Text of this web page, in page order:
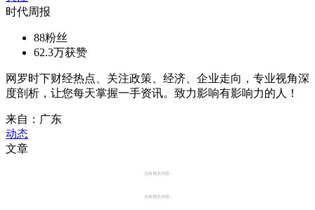
时代周报
88粉丝
62.3万获赞
网罗时下财经热点、关注政策、经济、企业走向，专业视角深
度剖析，让您每天掌握一手资讯。致力影响有影响力的人！
来自：广东
动态
文章
没有相关内容~
没有相关内容~